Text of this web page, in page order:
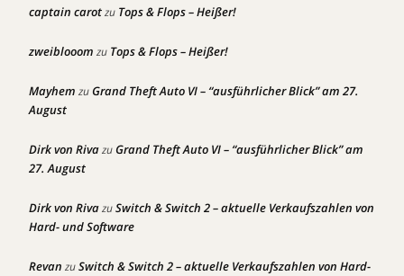
captain carotzu Tops & Flops – Heißer!
zweiblooom zu Tops & Flops – Heißer!
Mayhem zuGrand Theft Auto VI – “ausführlicher Blick” am 27.
August
Dirk von RivazuGrand Theft Auto VI – “ausführlicher Blick” am
27. August
Dirk von RivazuSwitch & Switch 2 – aktuelle Verkaufszahlen von
Hard- und Software
Revan zuSwitch & Switch 2 – aktuelle Verkaufszahlen von Hard-